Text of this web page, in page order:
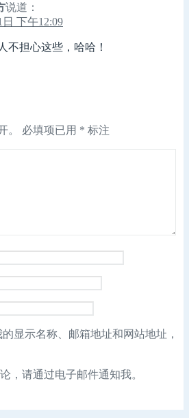
说道：
日 下午12:09
不担心这些，哈哈！
。 必填项已用 * 标注
显示名称、邮箱地址和网站地址，
，请通过电子邮件通知我。